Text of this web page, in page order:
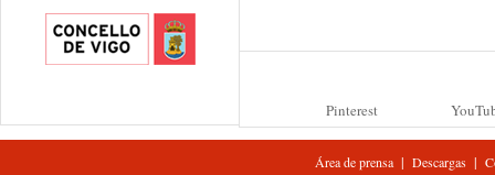
Pinterest
Área de prensa| Descargas|